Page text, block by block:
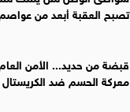
تصبح العقبة أبعد من
قبضة من حديد... الأمن
معركة الحسم ضد الكريستال